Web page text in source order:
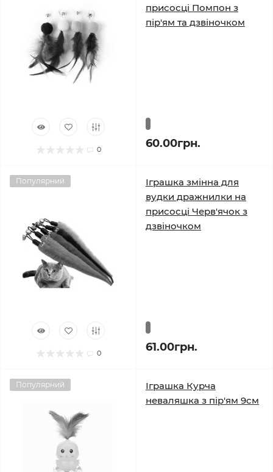
0
присосці Помпон з
пір'ям та дзвіночком
60.00грн.
Популярний
0
Іграшка змінна для
вудки дражнилки на
присосці Черв'ячок з
дзвіночком
61.00грн.
Популярний
Іграшка Курча
неваляшка з пір'ям 9см